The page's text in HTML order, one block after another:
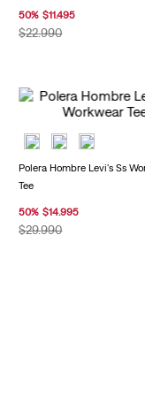
50% $11.495
$22.990
Polera Hombre Levi's Ss
Tee
50% $14.995
$29.990